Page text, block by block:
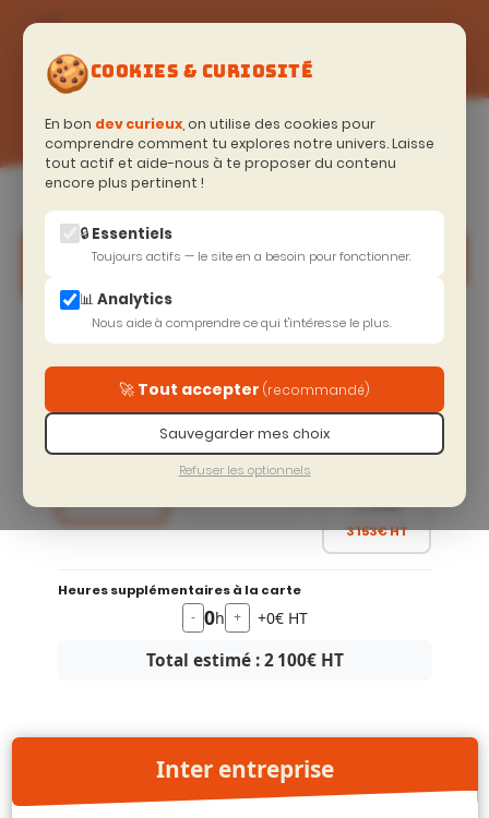
🍪COOKIES & CURIOSITÉ
En bon dev curieux, on utilise des cookies pour
comprendre comment tu explores notre univers. Laisse
tout actif et aide-nous à te proposer du contenu
encore plus pertinent !
🔒 Essentiels
Toujours actifs — le site en a besoin pour fonctionner.
📊 Analytics
Nous aide à comprendre ce qui t'intéresse le plus.
🚀 Tout accepter (recommandé)
Sauvegarder mes choix
Refuser les optionnels
Accueil > Excellence Technique
Accompagnement post-formation
Prolongez votre montée en compétences
Essentiel Accompagné
Formation +
2h coaching
formation
Premium
-22%
Formation +
coaching
(-22%)
3 153€ HT
Heures supplémentaires à la carte
- 0h + +0€ HT
Total estimé :2 100€ HT
Inter entreprise